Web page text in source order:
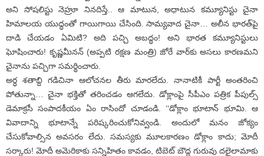
అని సోషలిస్టు నెహ్రూ నినదిస్తే.. ఆ మాటున, అధాటున కమ్యూనిస్టు చైనా
హిమాలయ యుద్ధంతో గాయిగాయి చేసింది. సామ్యవాద చైనా… అలీన భారత్‌పై
దాడి చేయడం ఏమిటి? అది పచ్చి అబద్ధం! అని భారత కమ్యూనిస్టులు
ఘోషించారు! కృష్ణమీనన్‌ (అప్పటి రక్షణ మంత్రి) జోరే వార్‌కు అసలు కారణమని
చైనాను పచ్చిగా సమర్థించారు.
అర్ధ శతాబ్ది గడిచినా ఆలోచనల తీరు మారలేదు. నానాటికీ పార్టీ అంతరించి
పోతున్నా… చైనా భక్తితో తరించడం ఆగలేదు. డోక్లాంపై సీపీఎం పత్రిక పీపుల్స్‌
డెమాక్రసీ సంపాదకీయం ఏం రాసిందో చూడండి. ‘‘డోక్లాం భూటాన్‌ భూమి. ఆ
వివాదాన్ని భూటాన్నే పరిష్కరించుకోనివ్వండి. అందులో మనం జోక్యం
చేసుకోవాల్సిన అవసరం లేదు. సమస్యకు మూలకారణం డోక్లాం కాదు; మోదీ
సర్కారు! మోదీ అమెరికాకు సన్నిహితం కావడం, టిబెట్‌ బౌద్ధ గురువు దలైలామాకు